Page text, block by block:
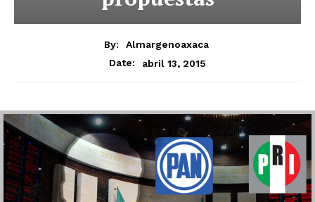
By:
Almargenoaxaca
Date:
abril 13, 2015